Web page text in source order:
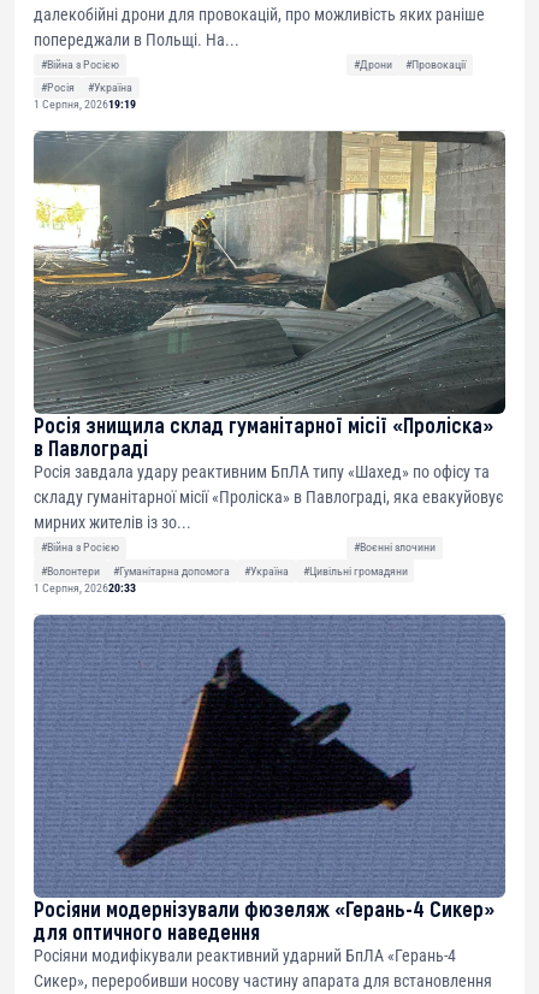
далекобійні дрони для провокацій, про можливість яких раніше
попереджали в Польщі. На...
#Війна з Росією #Дрони
#Провокації
#Росія
#Україна
1 Серпня, 202619:19
Росія знищила склад гуманітарної місії «Проліска»
в Павлограді
Росія завдала удару реактивним БпЛА типу «Шахед» по офісу та
складу гуманітарної місії «Проліска» в Павлограді, яка евакуйовує
мирних жителів із зо...
#Війна з Росією
#Воєнні злочини
#Волонтери
#Гуманітарна допомога #Україна
#Цивільні громадяни
1 Серпня, 202620:33
Росіяни модернізували фюзеляж «Герань-4 Сикер»
для оптичного наведення
Росіяни модифікували реактивний ударний БпЛА «Герань-4
Сикер», переробивши носову частину апарата для встановлення